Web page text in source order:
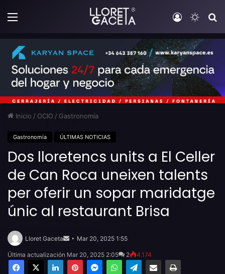
Menú Iniciar
Inicio / OCIO / Gastronomía
Gastronomía ÚLTIMAS NOTICIAS
Dos lloretencs units a El Celler
de Can Roca uneixen talents
per oferir un sopar maridatge
únic al restaurant Brisa
Lloret Gaceta
email
Mar 20, 2025 1:55
Última actualización Mar 20, 2025 2:05 2 4.174
Facebook
X LinkedInPinterestMessengerWhatsAppTelegramCompartir por email Imprimir